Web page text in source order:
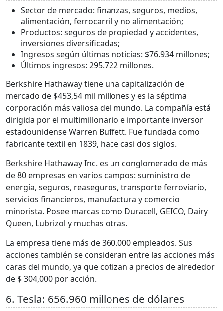
Sector de mercado: finanzas, seguros, medios,
alimentación, ferrocarril y no alimentación;
Productos: seguros de propiedad y accidentes,
inversiones diversificadas;
Ingresos según últimas noticias: $76.934 millones;
Últimos ingresos: 295.722 millones.
Berkshire Hathaway tiene una capitalización de
mercado de $453,54 mil millones y es la séptima
corporación más valiosa del mundo. La compañía está
dirigida por el multimillonario e importante inversor
estadounidense Warren Buffett. Fue fundada como
fabricante textil en 1839, hace casi dos siglos.
Berkshire Hathaway Inc. es un conglomerado de más
de 80 empresas en varios campos: suministro de
energía, seguros, reaseguros, transporte ferroviario,
servicios financieros, manufactura y comercio
minorista. Posee marcas como Duracell, GEICO, Dairy
Queen, Lubrizol y muchas otras.
La empresa tiene más de 360.000 empleados. Sus
acciones también se consideran entre las acciones más
caras del mundo, ya que cotizan a precios de alrededor
de $ 304,000 por acción.
6. Tesla: 656.960 millones de dólares